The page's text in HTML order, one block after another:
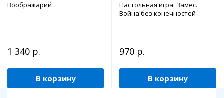
Воображарий
1 340 р.
В корзину
Настольная игра: Замес.
Война без конечностей
970 р.
В корзину